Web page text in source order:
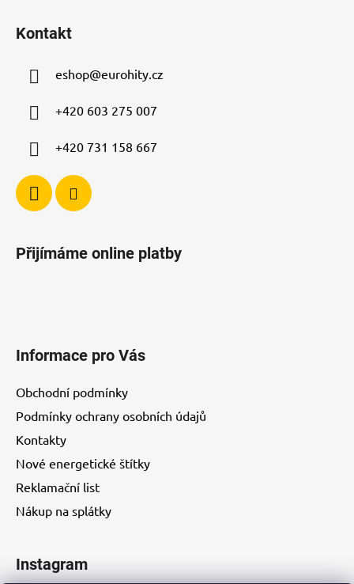
Kontakt
eshop@eurohity.cz
+420 603 275 007
+420 731 158 667
Přijímáme online platby
Informace pro Vás
Obchodní podmínky
Podmínky ochrany osobních údajů
Kontakty
Nové energetické štítky
Reklamační list
Nákup na splátky
Instagram